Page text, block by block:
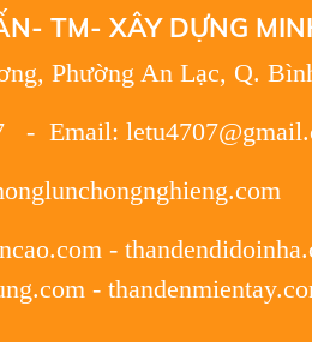
TM- XÂY DỰNG
Phường An Lạc, Q.
- Email:
-
-